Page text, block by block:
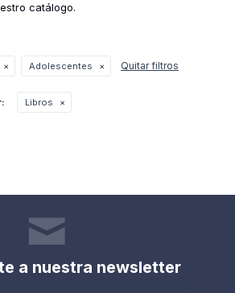
catálogo.
Adolescentes Quitar filtros
Libros
a nuestra newsletter